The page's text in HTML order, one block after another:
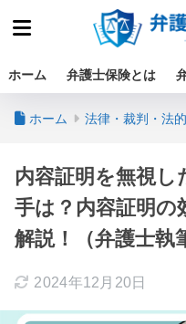
ホーム 弁護士保険とは
ホーム 法律・裁判・法
内容証明を無視
手は？内容証明の
解説！（弁護士執
2024年12月20日